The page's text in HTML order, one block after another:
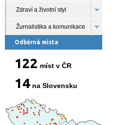
Zdraví a životní styl
Žurnalistika a komunikace
Odběrná místa
122 míst v ČR
14 na Slovensku